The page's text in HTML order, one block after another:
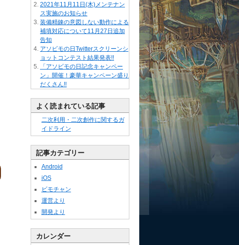
2021年11月11日(木)メンテナン
ス実施のお知らせ
装備精錬の意図しない動作による
補填対応について11月27日追加
告知
アソビモの日Twitterスクリーンシ
ョットコンテスト結果発表!!
「アソビモの日記念キャンペー
ン」開催！豪華キャンペーン盛り
だくさん!!
よく読まれている記事
二次利用・二次創作に関するガ
イドライン
記事カテゴリー
Android
iOS
ビモチャン
運営より
開発より
カレンダー